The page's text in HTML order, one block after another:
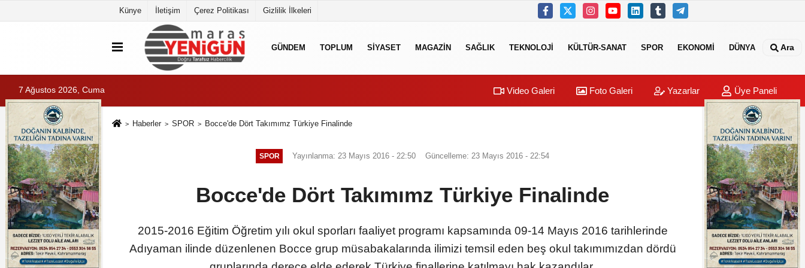
Künye İletişim Çerez Politikası Gizlilik İlkeleri
GÜNDEM TOPLUM SİYASET MAGAZİN SAĞLIK TEKNOLOJİ KÜLTÜR-SANAT SPOR EKONOMİ DÜNYA Ara
7 Ağustos 2026, Cuma Video Galeri Foto Galeri Yazarlar Üye Paneli
Haberler SPOR Bocce'de Dört Takımımz Türkiye Finalinde
SPOR Yayınlanma: 23 Mayıs 2016 - 22:50 Güncelleme: 23 Mayıs 2016 - 22:54
Bocce'de Dört Takımımz Türkiye Finalinde
2015-2016 Eğitim Öğretim yılı okul sporları faaliyet programı kapsamında 09-14 Mayıs 2016 tarihlerinde
Adıyaman ilinde düzenlenen Bocce grup müsabakalarında ilimizi temsil eden beş okul takımımızdan dördü